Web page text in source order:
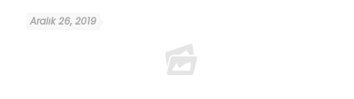
Aralık 26, 2019